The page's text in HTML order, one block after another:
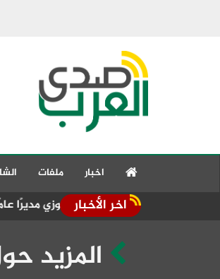
اخبار ملفات
اخر الأخبار
السيد فوزي مديرًا عامًا للإدارة العامة
المزيد